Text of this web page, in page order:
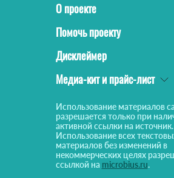
О проекте
Помочь проекту
Дисклеймер
Медиа-кит и прайс-лист
Использование материалов
разрешается только при
активной ссылки на источник.
Использование всех
материалов без изменений в
некоммерческих целях
ссылкой на microbius.ru.